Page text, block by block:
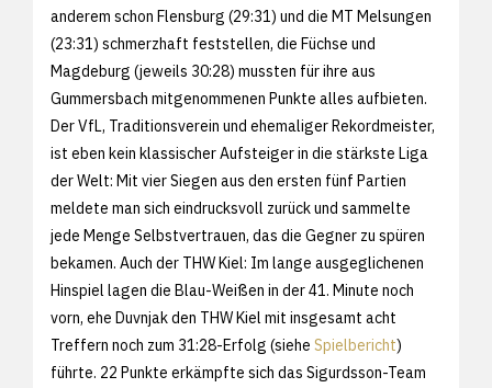
anderem schon Flensburg (29:31) und die MT Melsungen
(23:31) schmerzhaft feststellen, die Füchse und
Magdeburg (jeweils 30:28) mussten für ihre aus
Gummersbach mitgenommenen Punkte alles aufbieten.
Der VfL, Traditionsverein und ehemaliger Rekordmeister,
ist eben kein klassischer Aufsteiger in die stärkste Liga
der Welt: Mit vier Siegen aus den ersten fünf Partien
meldete man sich eindrucksvoll zurück und sammelte
jede Menge Selbstvertrauen, das die Gegner zu spüren
bekamen. Auch der THW Kiel: Im lange ausgeglichenen
Hinspiel lagen die Blau-Weißen in der 41. Minute noch
vorn, ehe Duvnjak den THW Kiel mit insgesamt acht
Treffern noch zum 31:28-Erfolg (siehe Spielbericht)
führte. 22 Punkte erkämpfte sich das Sigurdsson-Team